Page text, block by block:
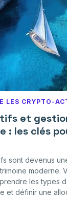
LES CRYPTO-
et
: les clés
sont devenus
moderne.
les types
et définir une